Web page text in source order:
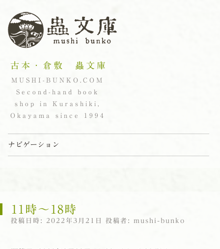
古本・倉敷 蟲文庫
MUSHI-BUNKO.COM
Second-hand book
shop in Kurashiki,
Okayama since 1994
ナビゲーション
11時〜18時
投稿日時: 2022年3月21日 投稿者: mushi-bunko